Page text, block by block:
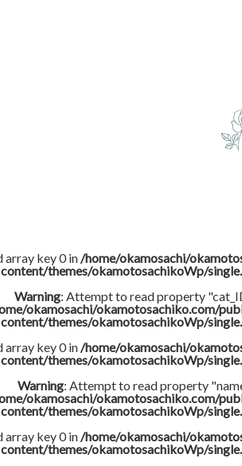
array key 0 in/home/okamosachi/
content/themes/okamotosachikoWp/
Warning: Attempt to read property
okamosachi/okamotosachiko.com/
content/themes/okamotosachikoWp/
array key 0 in/home/okamosachi/
content/themes/okamotosachikoWp/
Warning: Attempt to read property
okamosachi/okamotosachiko.com/
content/themes/okamotosachikoWp/
array key 0 in/home/okamosachi/
content/themes/okamotosachikoWp/